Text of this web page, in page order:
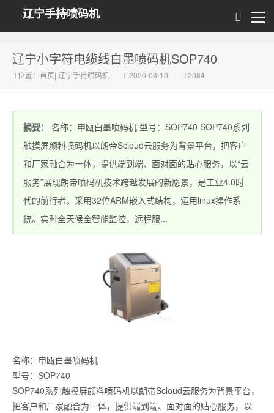
辽宁手持喷码机
辽宁小字符电缆线白墨喷码机SOP740
位置： 首页| 辽宁手持喷码机 2026-08-10 2084
摘要：
名称：申瓯白墨喷码机 型号：SOP740 SOP740系列
触摸屏颜料喷码机以朗帝Scloud云服务为背景平台，把客户
和厂家融合为一体，提供端到端、面对面的贴心服务，以“云
服务”展现朗帝喷码机技术跨越发展的新愿景，是工业4.0时
代的前行者。采用32位ARM嵌入式结构，运用linux操作系
统。实时全天候全智能监控，远程服...
名称：申瓯白墨喷码机
型号：SOP740
SOP740系列触摸屏颜料喷码机以朗帝Scloud云服务为背景平台，
把客户和厂家融合为一体，提供端到端、面对面的贴心服务，以